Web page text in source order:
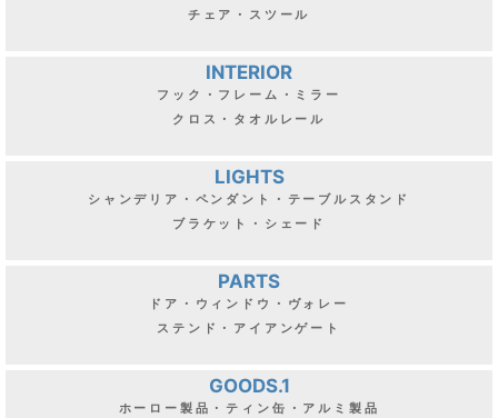
チェア・スツール
INTERIOR
フック・フレーム・ミラー
クロス・タオルレール
LIGHTS
シャンデリア・ペンダント・テーブルスタンド
ブラケット・シェード
PARTS
ドア・ウィンドウ・ヴォレー
ステンド・アイアンゲート
GOODS.1
ホーロー製品・ティン缶・アルミ製品